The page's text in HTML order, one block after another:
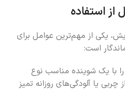
استفاده
یکی از مهم‌ترین عوامل برای
است:
با یک شوینده مناسب نوع
چربی یا آلودگی‌های روزانه تمیز